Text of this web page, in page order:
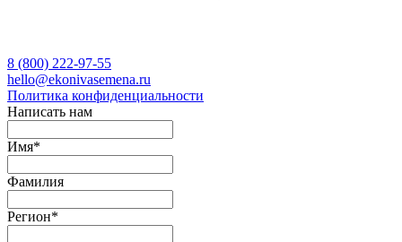
8 (800) 222-97-55
hello@ekonivasemena.ru
Политика конфиденциальности
Написать нам
Имя*
Фамилия
Регион*